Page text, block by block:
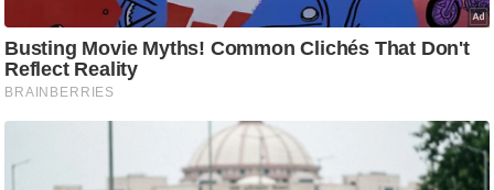
क्षा
ध
र्म
ज्यो